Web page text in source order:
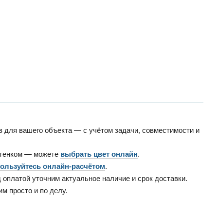
вашего объекта — с учётом задачи, совместимости и
— можете выбрать цвет онлайн.
онлайн-расчётом.
оплатой уточним актуальное наличие и срок доставки.
просто и по делу.